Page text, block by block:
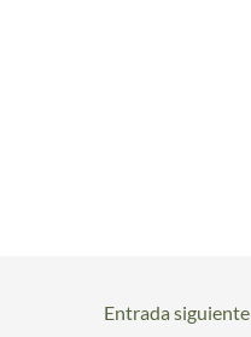
Entrada siguiente